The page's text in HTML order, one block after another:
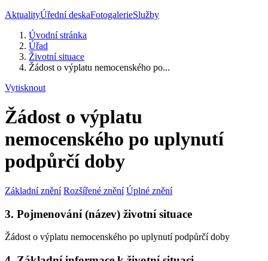
AktualityÚřední deskaFotogalerieSlužby
Úvodní stránka
Úřad
Životní situace
Žádost o výplatu nemocenského po...
Vytisknout
Žádost o výplatu
nemocenského po uplynutí
podpůrčí doby
Základní znění Rozšířené znění Úplné znění
3. Pojmenování (název) životní situace
Žádost o výplatu nemocenského po uplynutí podpůrčí doby